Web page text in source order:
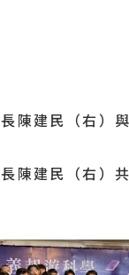
陳建民（右）
陳建民（右）